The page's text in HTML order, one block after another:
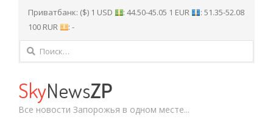
Приватбанк: ($) 1 USD : 44.50-45.05 1 EUR
: 51.35-52.08
100 RUR
: -
Найти:
SkyNewsZP
Все новости Запорожья в одном месте...